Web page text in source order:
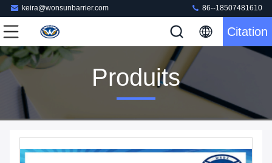
keira@wonsunbarrier.com 86--18507481610
Citation
Produits